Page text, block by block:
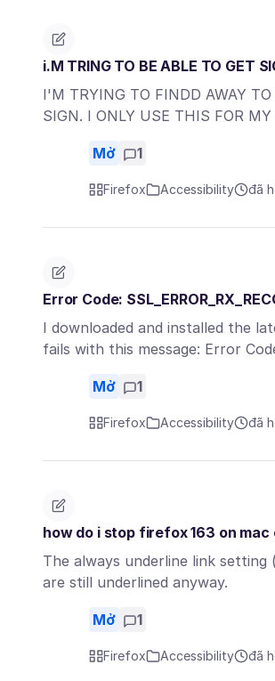
i.M TRING TO BE ABLE TO GET
I'M TRYING TO FINDD AWAY
SIGN. I ONLY USE THIS FOR
Mở 1
Firefox Accessibility đã
Error Code:
I downloaded and installed the
fails with this message: Error
Mở 1
Firefox Accessibility đã
how do i stop firefox 163 on
The always underline link
are still underlined anyway.
Mở 1
Firefox Accessibility đã